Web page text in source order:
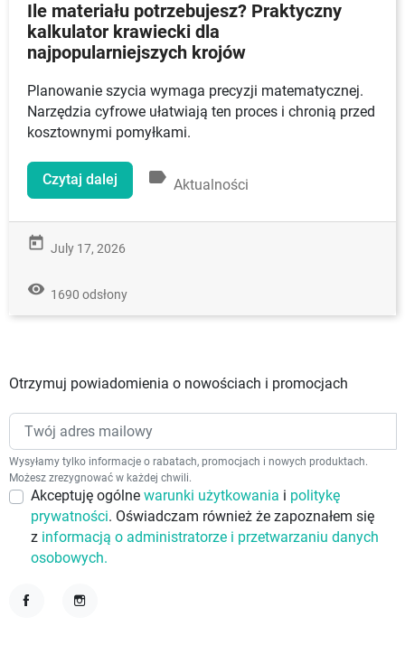
Ile materiału potrzebujesz? Praktyczny
kalkulator krawiecki dla
najpopularniejszych krojów
Planowanie szycia wymaga precyzji matematycznej.
Narzędzia cyfrowe ułatwiają ten proces i chronią przed
kosztownymi pomyłkami.
Czytaj dalej label Aktualności
today July 17, 2026
remove_red_eye 1690 odsłony
Otrzymuj powiadomienia o nowościach i promocjach
Wysyłamy tylko informacje o rabatach, promocjach i nowych produktach.
Możesz zrezygnować w każdej chwili.
Akceptuję ogólne warunki użytkowania i politykę
prywatności. Oświadczam również że zapoznałem się
z informacją o administratorze i przetwarzaniu danych
osobowych.